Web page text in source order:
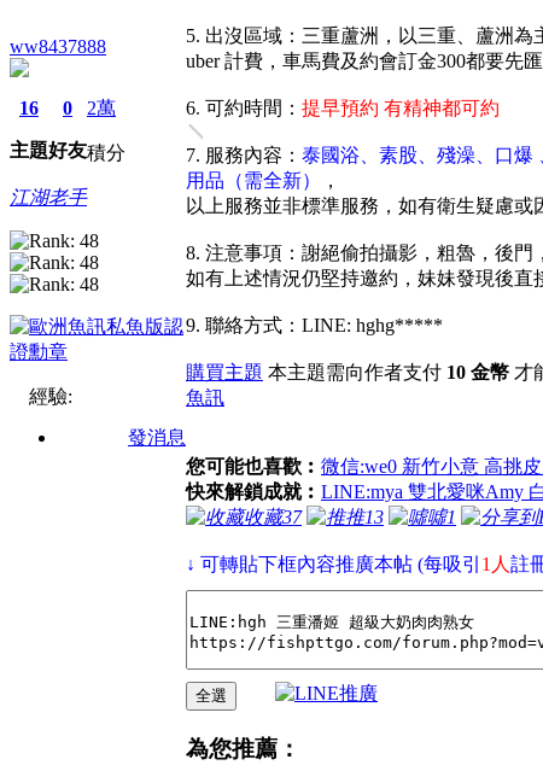
ww8437888
16
主題
0
好友
2萬
積分
江湖老手
經驗:
發消息
5. 出沒區域：三重蘆洲，以三重、蘆洲
uber 計費，車馬費及約會訂金300都要先匯
6. 可約時間： 提早預約 有精神都可約
7. 服務內容： 泰國浴、素股、殘澡、口爆
用品（需全新）
，
以上服務並非標準服務，如有衛生疑慮
8. 注意事項：謝絕偷拍攝影，粗魯，後
如有上述情況仍堅持邀約，妹妹發現後直
9. 聯絡方式：LINE: hghg*****
購買主題 本主題需向作者支付 10 金幣 才
魚訊
您可能也喜歡︰ 微信:we0 新竹小意 高挑
快來解鎖成就︰ LINE:mya 雙北愛咪Amy
收藏37 推13 噓1
↓ 可轉貼下框內容推廣本帖 (每吸引 1人 註
為您推薦：